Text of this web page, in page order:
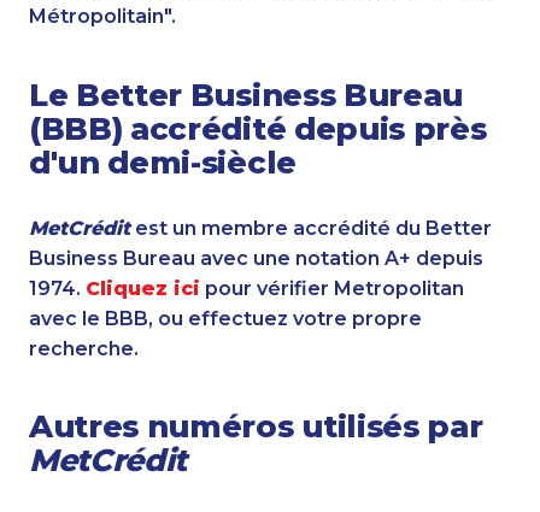
Métropolitain".
Le Better Business Bureau
(BBB) accrédité depuis près
d'un demi-siècle
MetCréditest un membre accrédité du Better
Business Bureau avec une notation A+ depuis
1974. Cliquez ici pour vérifier Metropolitan
avec le BBB, ou effectuez votre propre
recherche.
Autres numéros utilisés par
MetCrédit